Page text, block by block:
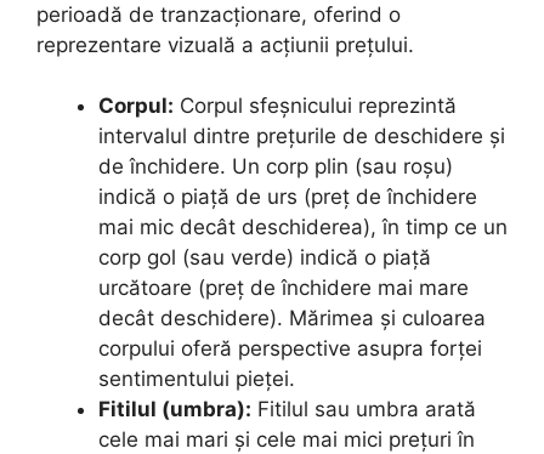
perioadă de tranzacționare, oferind o
reprezentare vizuală a acțiunii prețului.
Corpul: Corpul sfeșnicului reprezintă
intervalul dintre prețurile de deschidere și
de închidere. Un corp plin (sau roșu)
indică o piață de urs (preț de închidere
mai mic decât deschiderea), în timp ce un
corp gol (sau verde) indică o piață
urcătoare (preț de închidere mai mare
decât deschidere). Mărimea și culoarea
corpului oferă perspective asupra forței
sentimentului pieței.
Fitilul (umbra): Fitilul sau umbra arată
cele mai mari și cele mai mici prețuri în